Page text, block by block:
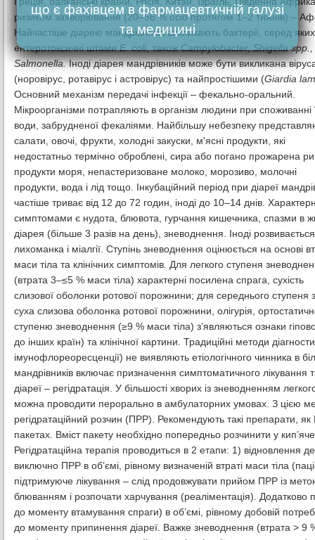
ризиком захворювання (20–56 % осіб протягом 1–2 тижнів) –
Найчастіше діарею мандрівників викликають бактерії, серед яких
ентеротоксичні штамиE. coli, такожCampylobacter, Shigella spp.,
Salmonella.Іноді діарея мандрівників може бути викликана
(норовірус, ротавірус і астровірус) та найпростішими (Giardia
Основний механізм передачі інфекції – фекально-оральний.
Мікроорганізми потрапляють в організм людини при споживанні
води, забрудненої фекаліями. Найбільшу небезпеку
салати, овочі, фрукти, холодні закуски, м'ясні продукти, які
недостатньо термічно оброблені, сира або погано прожарена
продукти моря, непастеризоване молоко, морозиво, молочні
продукти, вода і лід тощо. Інкубаційний період при діареї
частіше триває від 12 до 72 годин, іноді до 10–14 днів.
симптомами є нудота, блювота, гурчання кишечника, спазми в
діарея (більше 3 разів на день), зневоднення. Іноді розвивається
лихоманка і міалгії. Ступінь зневоднення оцінюється на основі
маси тіла та клінічних симптомів. Для легкого ступеня
(втрата 3–≤5 % маси тіла) характерні посилена спрага, сухість
слизової оболонки ротової порожнини; для середнього
суха слизова оболонка ротової порожнини, олігурія,
ступеню зневоднення (≥9 % маси тіла) з’являються ознаки
до інших країн) та клінічної картини. Традиційні методи
імунофлореоресценції) не виявляють етіологічного чинника в
мандрівників включає призначення симптоматичного
діареї – регідратація. У більшості хворих із зневодненням
можна проводити перорально в амбулаторних умовах. З цією
регідратаційний розчин (ПРР). Рекомендують такі препарати, як
пакетах. Вміст пакету необхідно попередньо розчинити у
Регідратаційна терапія проводиться в 2 етапи: 1) відновлення
виключно ПРР в об’ємі, рівному визначеній втраті маси тіла
підтримуюче лікування – слід продовжувати прийом ПРР iз
блюванням і розпочати харчування (реаліментація).
до моменту втамування спраги) в об’ємі, рівному добовій
до моменту припинення діареї. Важке зневоднення (втрата > 9
що є фахівцем в фармацевтичній галузі
та медицині